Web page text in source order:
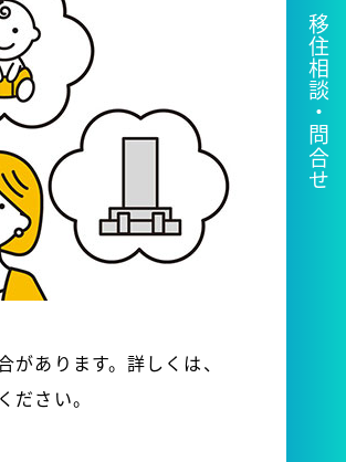
あります。詳しくは、
さい。
移住相談・問合せ